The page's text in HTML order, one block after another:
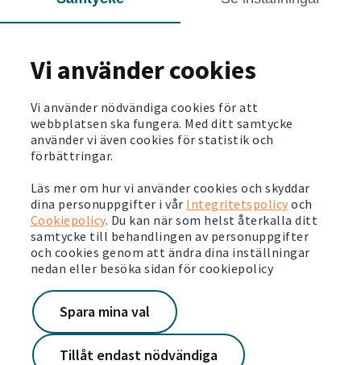
Vi använder cookies
Vi använder nödvändiga cookies för att
webbplatsen ska fungera. Med ditt samtycke
använder vi även cookies för statistik och
förbättringar.
Läs mer om hur vi använder cookies och skyddar
dina personuppgifter i vår Integritetspolicy och
Cookiepolicy. Du kan när som helst återkalla ditt
samtycke till behandlingen av personuppgifter
och cookies genom att ändra dina inställningar
nedan eller besöka sidan för cookiepolicy
Spara mina val
Tillåt endast nödvändiga
Stort intresse för fotbollscup i Brandkärr
2021-07-01
Vi växer i Norrköping
Läs mer
2021-06-30
Ronjabollen ska stärka unga flickor i Uppsala
Läs mer
2021-06-30
Sommarprogram i Lövgärdet
Läs mer